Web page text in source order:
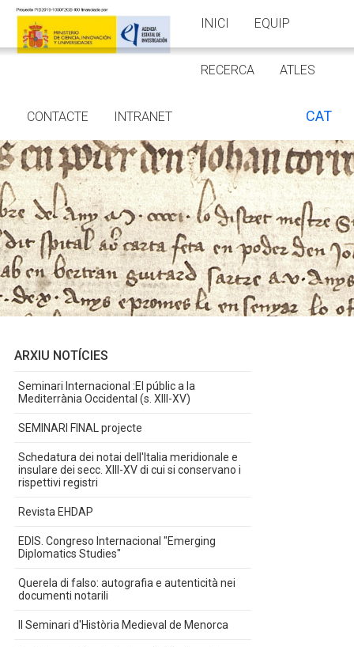
INICI EQUIP
RECERCA ATLES
CONTACTE INTRANET CAT
ARXIU NOTÍCIES
Seminari Internacional :El públic a la
Mediterrània Occidental (s. XIII-XV)
SEMINARI FINAL projecte
Schedatura dei notai dell'Italia meridionale e
insulare dei secc. XIII-XV di cui si conservano i
rispettivi registri
Revista EHDAP
EDIS. Congreso Internacional "Emerging
Diplomatics Studies"
Querela di falso: autografia e autenticità nei
documenti notarili
II Seminari d'Història Medieval de Menorca